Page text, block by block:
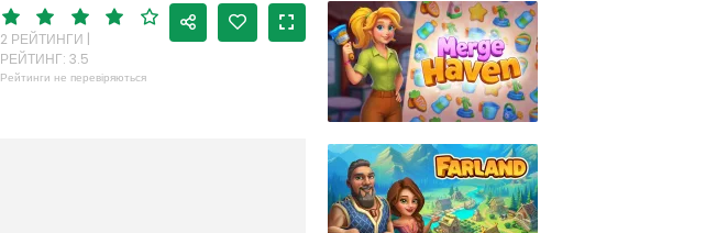
2 РЕЙТИНГИ |
РЕЙТИНГ: 3.5
Рейтинги не перевіряються